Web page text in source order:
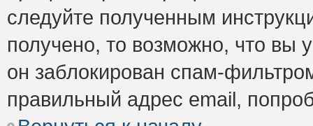
следуйте полученным
получено, то возможно, что вы
он заблокирован спам-
правильный адрес email,